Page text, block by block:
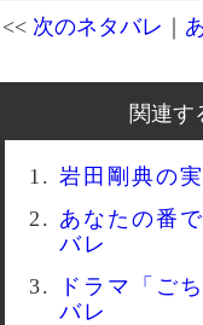
<< 次のネタバレ ｜
関連す
岩田剛典の
あなたの番
バレ
ドラマ「ご
バレ